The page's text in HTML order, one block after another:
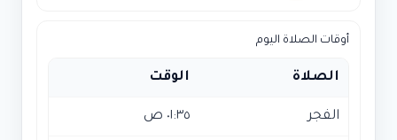
أوقات الصلاة اليوم
الصلاة الوقت
الفجر ٠١:٣٥ ص